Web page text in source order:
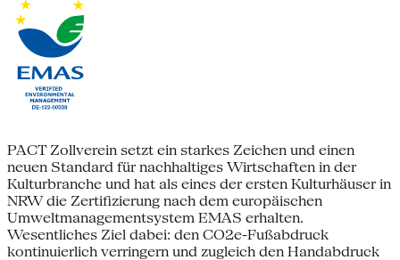
PACT Zollverein setzt ein starkes Zeichen und einen
neuen Standard für nachhaltiges Wirtschaften in der
Kulturbranche und hat als eines der ersten Kulturhäuser in
NRW die Zertifizierung nach dem europäischen
Umweltmanagementsystem EMAS erhalten.
Wesentliches Ziel dabei: den CO2e-Fußabdruck
kontinuierlich verringern und zugleich den Handabdruck